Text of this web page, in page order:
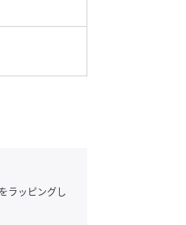
ラッピングし